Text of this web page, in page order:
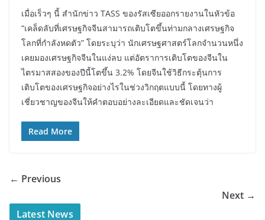
เมื่อเร็วๆ นี้ สำนักข่าว TASS ของรัสเซียออกรายงานในหัวข้อ
“เคล็ดลับที่เศรษฐกิจจีนสามารถเติบโตขึ้นท่ามกลางเศรษฐกิจ
โลกที่กำลังหดตัว” โดยระบุว่า นักเศรษฐศาสตร์โลกจำนวนหนึ่ง
เคยมองเศรษฐกิจจีนในแง่ลบ แต่อัตราการเติบโตของจีนใน
ไตรมาสสองของปีนี้โตขึ้น 3.2% โดยจีนใช้วิธีกระตุ้นการ
เติบโตของเศรษฐกิจอย่างไรในช่วงวิกฤตแบบนี้ โดยทางผู้
เชี่ยวชาญของจีนให้คำตอบอย่างละเอียดและชัดเจนว่า
Read More
← Previous
Next →
Latest News